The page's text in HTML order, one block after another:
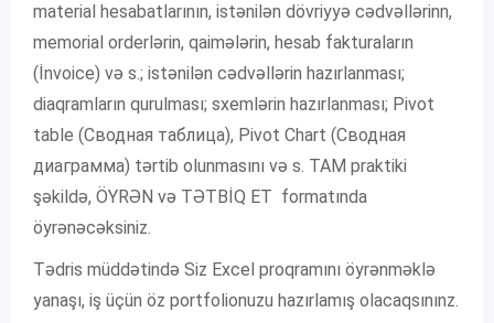
material hesabatlarının, istənilən dövriyyə cədvəllərinn,
memorial orderlərin, qaimələrin, hesab fakturaların
(İnvoice) və s.; istənilən cədvəllərin hazırlanması;
diaqramların qurulması; sxemlərin hazırlanması; Pivot
table (Сводная таблица), Pivot Chart (Сводная
диаграмма) tərtib olunmasını və s. TAM praktiki
şəkildə, ÖYRƏN və TƏTBİQ ET formatında
öyrənəcəksiniz.
Tədris müddətində Siz Excel proqramını öyrənməklə
yanaşı, iş üçün öz portfolionuzu hazırlamış olacaqsınınz.